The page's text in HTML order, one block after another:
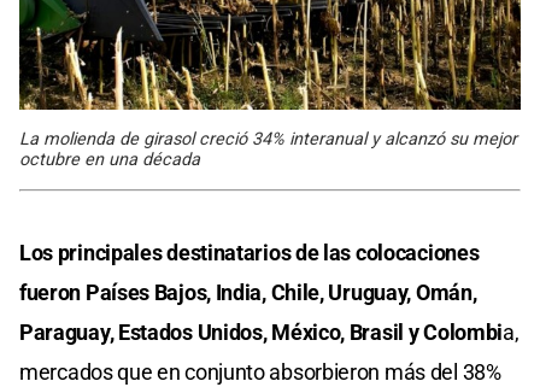
La molienda de girasol creció 34% interanual y alcanzó su mejor
octubre en una década
Los principales destinatarios de las colocaciones
fueron Países Bajos, India, Chile, Uruguay, Omán,
Paraguay, Estados Unidos, México, Brasil y Colombia,
mercados que en conjunto absorbieron más del 38%